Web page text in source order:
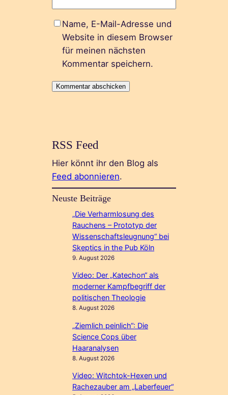
Name, E-Mail-Adresse und
Website in diesem Browser
für meinen nächsten
Kommentar speichern.
RSS Feed
Hier könnt ihr den Blog als
Feed abonnieren.
Neuste Beiträge
„Die Verharmlosung des
Rauchens – Prototyp der
Wissenschaftsleugnung“ bei
Skeptics in the Pub Köln
9. August 2026
Video: Der „Katechon“ als
moderner Kampfbegriff der
politischen Theologie
8. August 2026
„Ziemlich peinlich“: Die
Science Cops über
Haaranalysen
8. August 2026
Video: Witchtok-Hexen und
Rachezauber am „Laberfeuer“